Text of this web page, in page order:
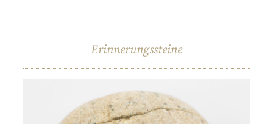
Erinnerungssteine